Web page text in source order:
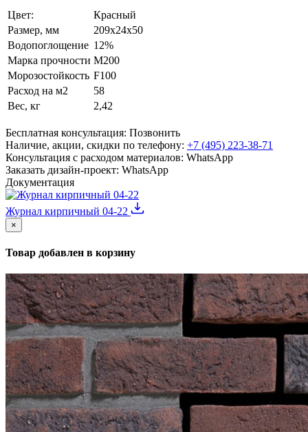
Цвет:
Красный
Размер, мм
209x24x50
Водопоглощение 12%
Марка прочности M200
Морозостойкость F100
Расход на м2
58
Вес, кг
2,42
Бесплатная консультация: Позвонить
Наличие, акции, скидки по телефону: +7 (495) 223-38-71
Консультация с расходом материалов: WhatsApp
Заказать дизайн-проект: WhatsApp
Документация
Журнал кирпичный 04-22
×
Товар добавлен в корзину